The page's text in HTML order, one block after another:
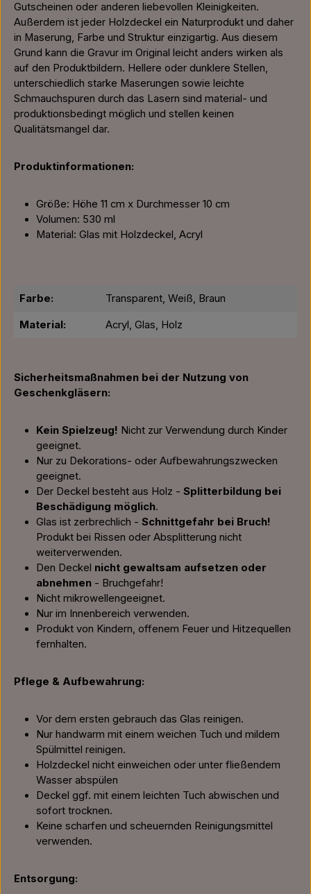
Gutscheinen oder anderen liebevollen Kleinigkeiten.
Außerdem ist jeder Holzdeckel ein Naturprodukt und daher
in Maserung, Farbe und Struktur einzigartig. Aus diesem
Grund kann die Gravur im Original leicht anders wirken als
auf den Produktbildern. Hellere oder dunklere Stellen,
unterschiedlich starke Maserungen sowie leichte
Schmauchspuren durch das Lasern sind material- und
produktionsbedingt möglich und stellen keinen
Qualitätsmangel dar.
Produktinformationen:
Größe: Höhe 11 cm x Durchmesser 10 cm
Volumen: 530 ml
Material: Glas mit Holzdeckel, Acryl
Farbe: Transparent, Weiß, Braun
Material: Acryl, Glas, Holz
Sicherheitsmaßnahmen bei der Nutzung von
Geschenkgläsern:
Kein Spielzeug! Nicht zur Verwendung durch Kinder
geeignet.
Nur zu Dekorations- oder Aufbewahrungszwecken
geeignet.
Der Deckel besteht aus Holz - Splitterbildung bei
Beschädigung möglich.
Glas ist zerbrechlich - Schnittgefahr bei Bruch!
Produkt bei Rissen oder Absplitterung nicht
weiterverwenden.
Den Deckel nicht gewaltsam aufsetzen oder
abnehmen - Bruchgefahr!
Nicht mikrowellengeeignet.
Nur im Innenbereich verwenden.
Produkt von Kindern, offenem Feuer und Hitzequellen
fernhalten.
Pflege & Aufbewahrung:
Vor dem ersten gebrauch das Glas reinigen.
Nur handwarm mit einem weichen Tuch und mildem
Spülmittel reinigen.
Holzdeckel nicht einweichen oder unter fließendem
Wasser abspülen
Deckel ggf. mit einem leichten Tuch abwischen und
sofort trocknen.
Keine scharfen und scheuernden Reinigungsmittel
verwenden.
Entsorgung: